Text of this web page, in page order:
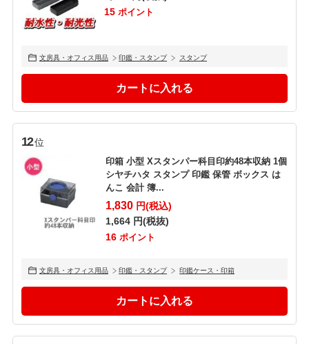
15 ポイント
文房具・オフィス用品 印鑑・スタンプ スタンプ
12位
印箱 小型 Xスタンパー科目印約48本収納 1個
シヤチハタ スタンプ 印鑑 保管 ボックス は
んこ 会計 簿...
1,830円(税込)
1,664円(税抜)
16 ポイント
文房具・オフィス用品 印鑑・スタンプ 印鑑ケース・印箱